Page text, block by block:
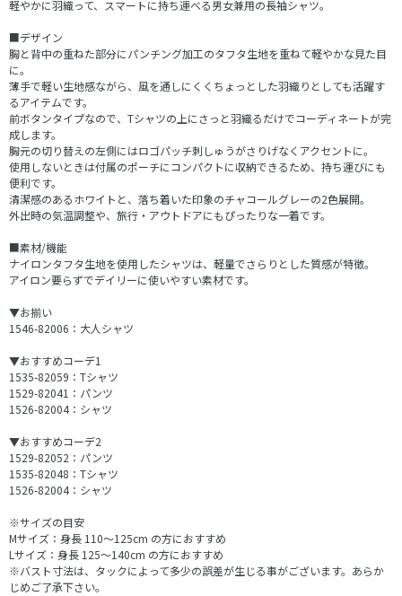
軽やかに羽織って、スマートに持ち運べる男女兼用の長袖シャツ。
■デザイン
胸と背中の重ねた部分にパンチング加工のタフタ生地を重ねて軽やかな見た目
に。
薄手で軽い生地感ながら、風を通しにくくちょっとした羽織りとしても活躍す
るアイテムです。
前ボタンタイプなので、Tシャツの上にさっと羽織るだけでコーディネートが完
成します。
胸元の切り替えの左側にはロゴパッチ刺しゅうがさりげなくアクセントに。
使用しないときは付属のポーチにコンパクトに収納できるため、持ち運びにも
便利です。
清潔感のあるホワイトと、落ち着いた印象のチャコールグレーの2色展開。
外出時の気温調整や、旅行・アウトドアにもぴったりな一着です。
■素材/機能
ナイロンタフタ生地を使用したシャツは、軽量でさらりとした質感が特徴。
アイロン要らずでデイリーに使いやすい素材です。
▼お揃い
1546-82006：大人シャツ
▼おすすめコーデ1
1535-82059：Tシャツ
1529-82041：パンツ
1526-82004：シャツ
▼おすすめコーデ2
1529-82052：パンツ
1535-82048：Tシャツ
1526-82004：シャツ
※サイズの目安
Mサイズ：身長 110～125cm の方におすすめ
Lサイズ：身長 125～140cm の方におすすめ
※バスト寸法は、タックによって多少の誤差が生じる事がございます。あらか
じめご了承下さい。